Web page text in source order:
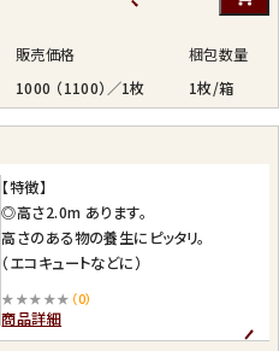
販売価格
梱包数量
1000 （1100）／1枚 1枚/箱
【特徴】
◎高さ2.0m あります。
高さのある物の養生にピッタリ。
（エコキュートなどに）
★★★★★ （0）
商品詳細